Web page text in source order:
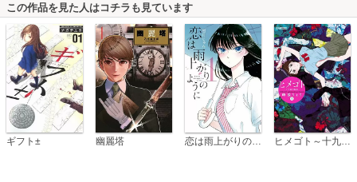
この作品を見た人はコチラも見ています
ギフト± 幽麗塔 恋は雨上がりのように ヒメゴト～十九歳の制服～